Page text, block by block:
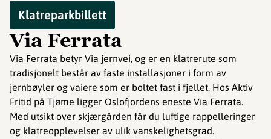
Klatreparkbillett
Via Ferrata
Via Ferrata betyr Via jernvei, og er en klatrerute som
tradisjonelt består av faste installasjoner i form av
jernbøyler og vaiere som er boltet fast i fjellet. Hos Aktiv
Fritid på Tjøme ligger Oslofjordens eneste Via Ferrata.
Med utsikt over skjærgården får du luftige rappelleringer
og klatreopplevelser av ulik vanskelighetsgrad.